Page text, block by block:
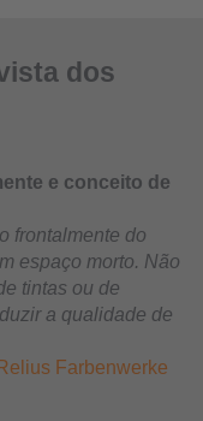
dos
e conceito de
frontalmente do
espaço morto. Não
tintas ou de
a qualidade de
Relius Farbenwerke